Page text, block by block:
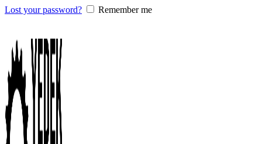
Lost your password?
Remember me